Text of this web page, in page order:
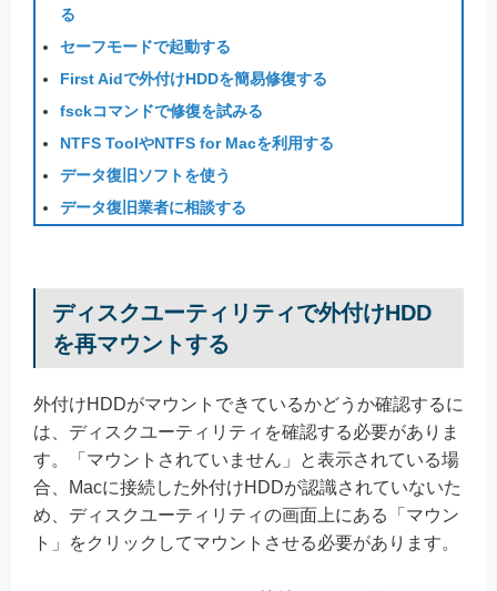
る
セーフモードで起動する
First Aidで外付けHDDを簡易修復する
fsckコマンドで修復を試みる
NTFS ToolやNTFS for Macを利用する
データ復旧ソフトを使う
データ復旧業者に相談する
ディスクユーティリティで外付けHDD
を再マウントする
外付けHDDがマウントできているかどうか確認するに
は、ディスクユーティリティを確認する必要がありま
す。「マウントされていません」と表示されている場
合、Macに接続した外付けHDDが認識されていないた
め、ディスクユーティリティの画面上にある「マウン
ト」をクリックしてマウントさせる必要があります。